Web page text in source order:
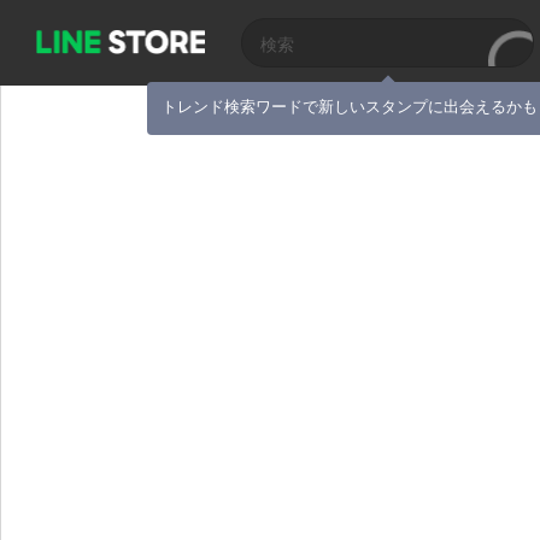
トレンド検索ワードで新しいスタンプに出会えるか